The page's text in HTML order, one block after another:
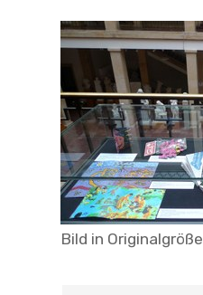
Bild in Originalgröße